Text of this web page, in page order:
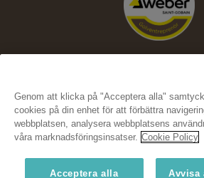
FÖLJ OSS PÅ SOCIALA MEDIER
Genom att klicka på "Acceptera alla"
cookies på din enhet för att förbättra
webbplatsen, analysera webbplatsens
våra marknadsföringsinsatser. Cookie Policy
Acceptera alla Avvisa